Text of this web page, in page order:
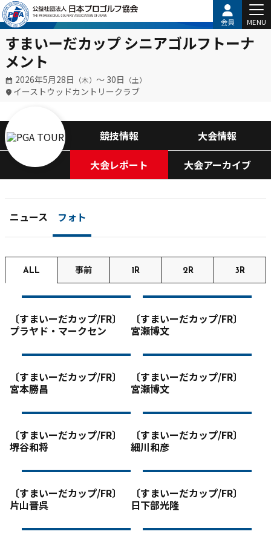
会員 MENU
すまいーだカップ シニアゴルフトーナ
メント
2026年5月28日 （木） 〜 30日 （土）
イーストウッドカントリークラブ
競技情報
大会情報
大会レポート
大会アーカイブ
ニュース フォト
ALL 事前 1R 2R 3R
〔すまいーだカップ/FR〕
プラヤド・マークセン
〔すまいーだカップ/FR〕
宮瀬博文
〔すまいーだカップ/FR〕
宮本勝昌
〔すまいーだカップ/FR〕
宮瀬博文
〔すまいーだカップ/FR〕
堺谷和将
〔すまいーだカップ/FR〕
細川和彦
〔すまいーだカップ/FR〕
片山晋呉
〔すまいーだカップ/FR〕
日下部光隆